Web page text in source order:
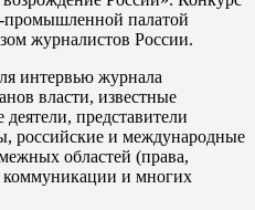
промышленной палатой
журналистов России.
интервью журнала
власти, известные
представители
российские и международные
областей (права,
коммуникации и многих